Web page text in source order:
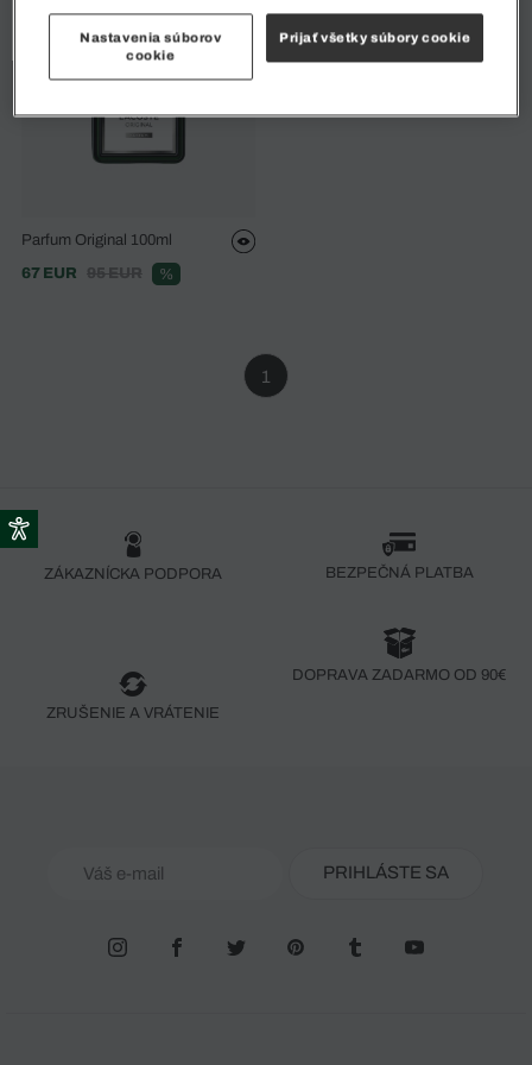
Parfum Original 100ml
67 EUR
95 EUR %
1
ZÁKAZNÍCKA PODPORA BEZPEČNÁ PLATBA
ZRUŠENIE A VRÁTENIE
DOPRAVA ZADARMO OD 90€
PRIHLÁSTE SA
Nastavenia súborov
cookie
Prijať všetky súbory cookie